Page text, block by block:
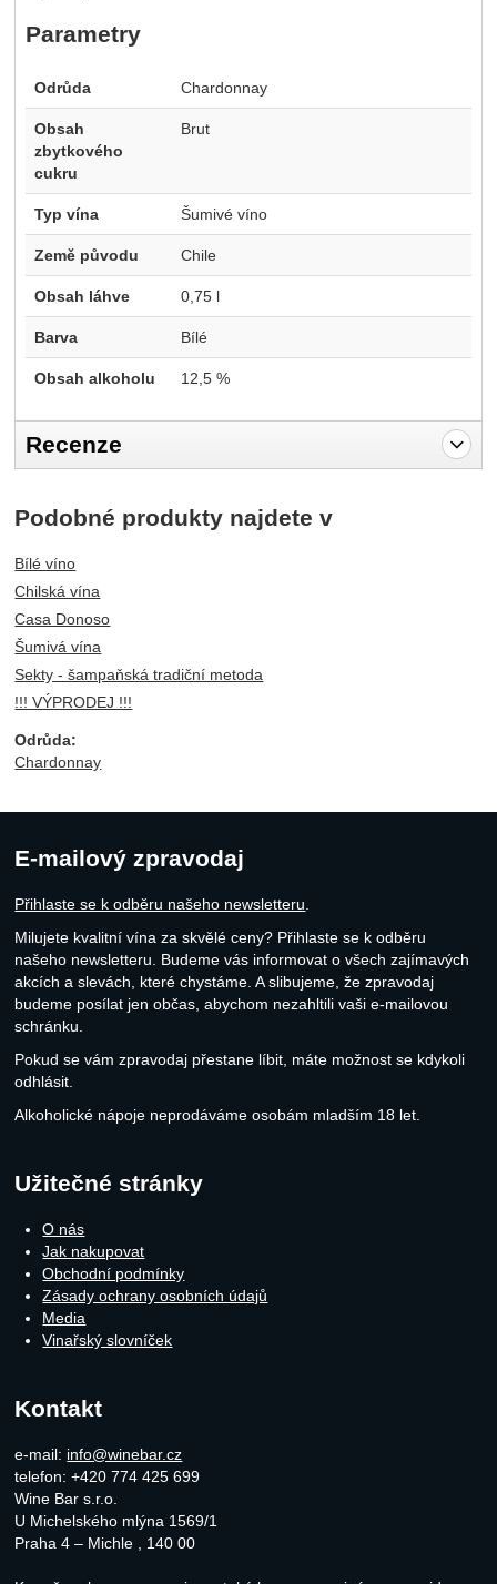
Parametry
Odrůda Chardonnay
Obsah
zbytkového
cukru
Brut
Typ vína Šumivé víno
Země původu Chile
Obsah láhve 0,75 l
Barva Bílé
Obsah alkoholu 12,5 %
Recenze
Recenze
Podobné produkty najdete v
Bílé víno
Chilská vína
Casa Donoso
Šumivá vína
Sekty - šampaňská tradiční metoda
!!! VÝPRODEJ !!!
Odrůda:
Chardonnay
E-mailový zpravodaj
Přihlaste se k odběru našeho newsletteru
Milujete kvalitní vína za skvělé ceny? Přihlaste se k odběru
našeho newsletteru. Budeme vás informovat o všech zajímavých
akcích a slevách, které chystáme. A slibujeme, že zpravodaj
budeme posílat jen občas, abychom nezahltili vaši e-mailovou
schránku.
Pokud se vám zpravodaj přestane líbit, máte možnost se kdykoli
odhlásit.
Alkoholické nápoje neprodáváme osobám mladším 18 let.
Užitečné stránky
O nás
Jak nakupovat
Obchodní podmínky
Zásady ochrany osobních údajů
Media
Vinařský slovníček
Kontakt
e-mail: info@winebar.cz
telefon: +420 774 425 699
Wine Bar s.r.o.
U Michelského mlýna 1569/1
Praha 4 – Michle
140 00